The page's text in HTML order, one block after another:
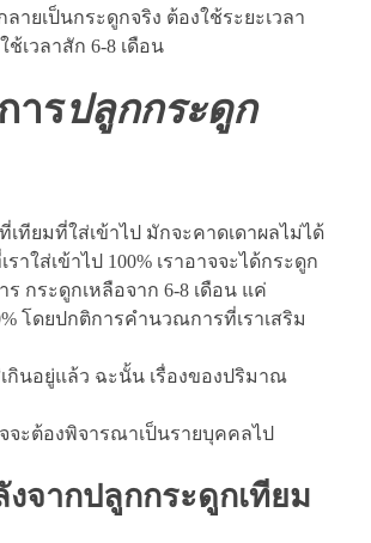
ลายเป็นกระดูกจริง ต้องใช้ระยะเวลา
เวลาสัก 6-8 เดือน
ารปลูกกระดูก
ทียมที่ใส่เข้าไป มักจะคาดเดาผลไม่ได้
าใส่เข้าไป 100% เราอาจจะได้กระดูก
ร กระดูกเหลือจาก 6-8 เดือน แค่
โดยปกติการคำนวณการที่เราเสริม
กินอยู่แล้ว ฉะนั้น เรื่องของปริมาณ
จะต้องพิจารณาเป็นรายบุคคลไป
งจากปลูกกระดูกเทียม